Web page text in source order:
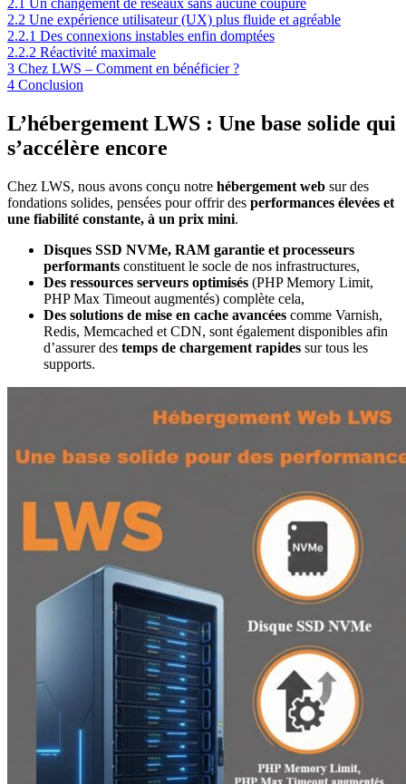
2.1 Un changement de réseaux sans aucune coupure
2.2 Une expérience utilisateur (UX) plus fluide et agréable
2.2.1 Des connexions instables enfin domptées
2.2.2 Réactivité maximale
3 Chez LWS – Comment en bénéficier ?
4 Conclusion
L’hébergement LWS : Une base solide qui
s’accélère encore
Chez LWS, nous avons conçu notre hébergement web sur des
fondations solides, pensées pour offrir des performances élevées et
une fiabilité constante, à un prix mini.
Disques SSD NVMe, RAM garantie et processeurs
performants constituent le socle de nos infrastructures,
Des ressources serveurs optimisés (PHP Memory Limit,
PHP Max Timeout augmentés) complète cela,
Des solutions de mise en cache avancées comme Varnish,
Redis, Memcached et CDN, sont également disponibles afin
d’assurer des temps de chargement rapides sur tous les
supports.